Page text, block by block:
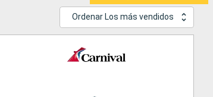
Ordenar Los más vendidos